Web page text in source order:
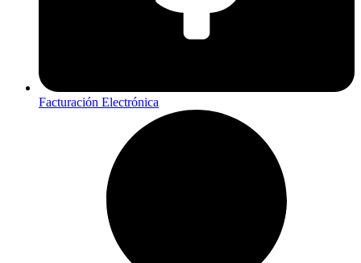
Facturación Electrónica